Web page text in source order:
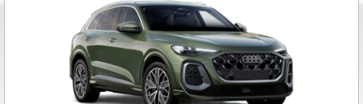
DEPOZIT NA KREDITNOJ KARTICI u iznosu od
1.200,00 EUR+ iznosa najma
KOMPLETNI USLOVI NAJMA